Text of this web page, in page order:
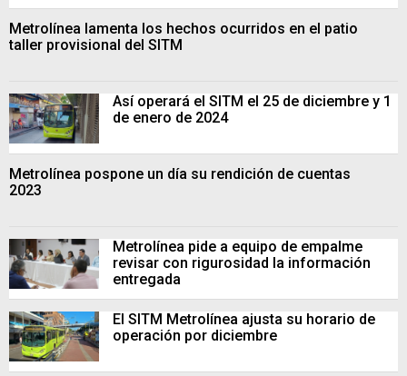
Metrolínea lamenta los hechos ocurridos en el patio
taller provisional del SITM
Así operará el SITM el 25 de diciembre y 1
de enero de 2024
Metrolínea pospone un día su rendición de cuentas
2023
Metrolínea pide a equipo de empalme
revisar con rigurosidad la información
entregada
El SITM Metrolínea ajusta su horario de
operación por diciembre